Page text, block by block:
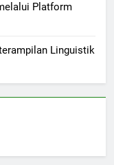
Platform
Linguistik